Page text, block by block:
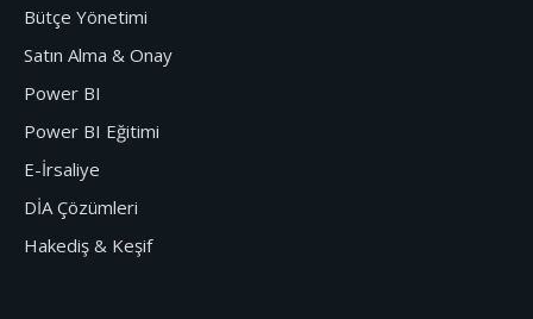
Bütçe Yönetimi
Satın Alma & Onay
Power BI
Power BI Eğitimi
E-İrsaliye
DİA Çözümleri
Hakediş & Keşif